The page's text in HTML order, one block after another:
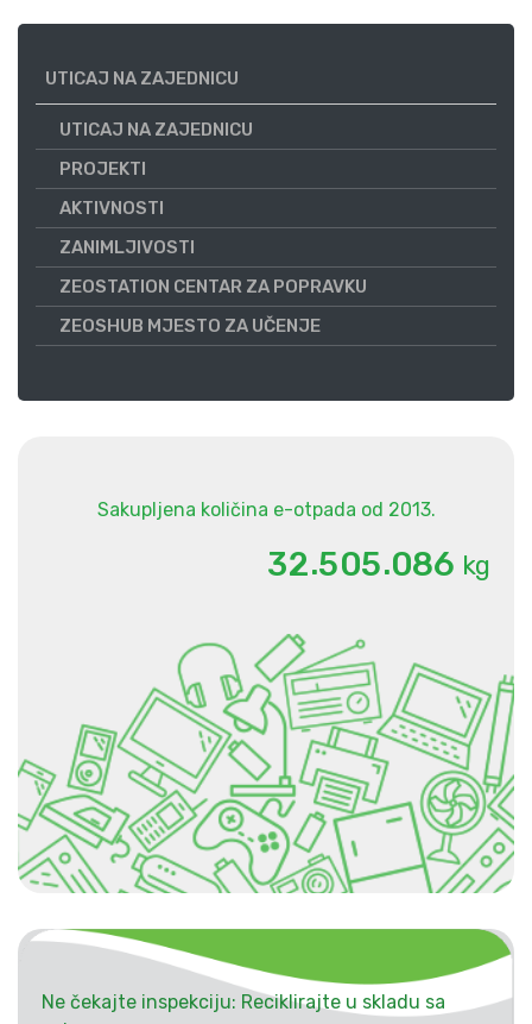
UTICAJ NA ZAJEDNICU
UTICAJ NA ZAJEDNICU
PROJEKTI
AKTIVNOSTI
ZANIMLJIVOSTI
ZEOSTATION CENTAR ZA POPRAVKU
ZEOSHUB MJESTO ZA UČENJE
Sakupljena količina e-otpada od 2013.
32.505.086 kg
Ne čekajte inspekciju: Reciklirajte u skladu sa